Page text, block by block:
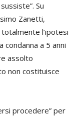
Su
Zanetti,
l’ipotesi
condanna a 5 anni
assolto
non costituisce
procedere” per